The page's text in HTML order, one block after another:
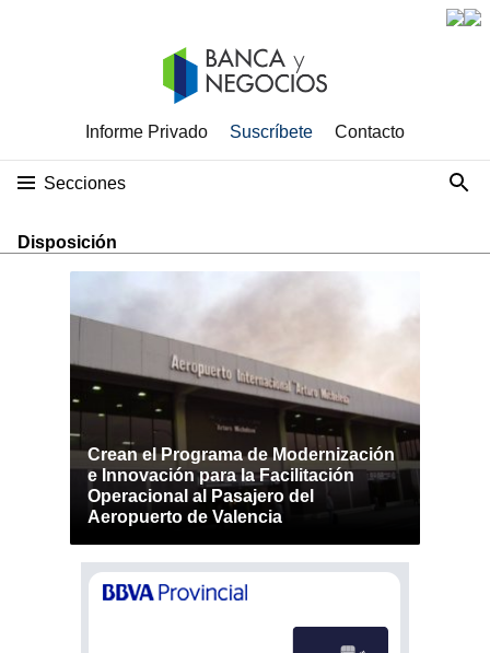
Informe Privado Suscríbete Contacto
Secciones
Disposición
Crean el Programa de Modernización
e Innovación para la Facilitación
Operacional al Pasajero del
Aeropuerto de Valencia